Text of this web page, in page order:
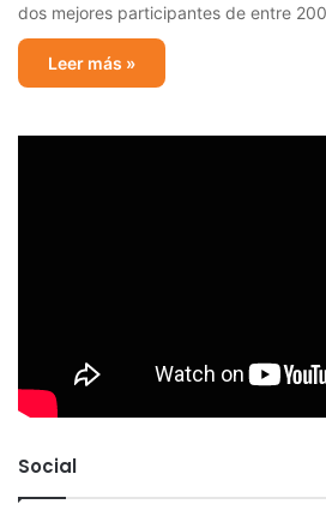
dos mejores participantes de entre
Leer más »
Social